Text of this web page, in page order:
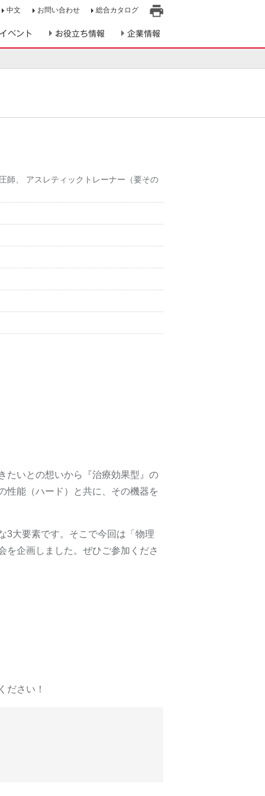
ベント お役立ち情報 企業情報
中文 お問い合わせ
総合カタログ
刷
師
アスレティックトレーナー（要その
たいとの想いから『治療効果型』の
性能（ハード）と共に、その機器を
3大要素です。そこで今回は「物理
を企画しました。ぜひご参加くださ
ださい！